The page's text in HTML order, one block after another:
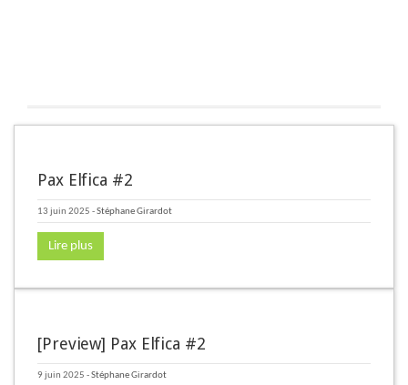
Pax Elfica #2
13 juin 2025 -Stéphane Girardot
Lire plus
[Preview] Pax Elfica #2
9 juin 2025 -Stéphane Girardot